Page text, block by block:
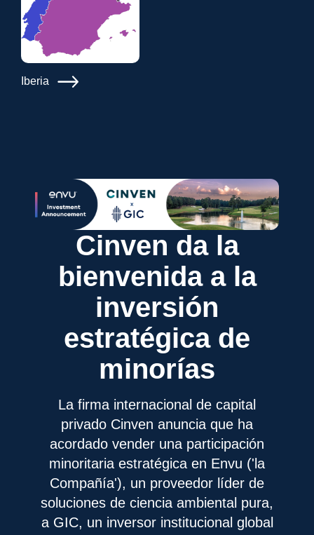
Iberia
Cinven da la
bienvenida a la
inversión
estratégica de
minorías
La firma internacional de capital
privado Cinven anuncia que ha
acordado vender una participación
minoritaria estratégica en Envu ('la
Compañía'), un proveedor líder de
soluciones de ciencia ambiental pura,
a GIC, un inversor institucional global